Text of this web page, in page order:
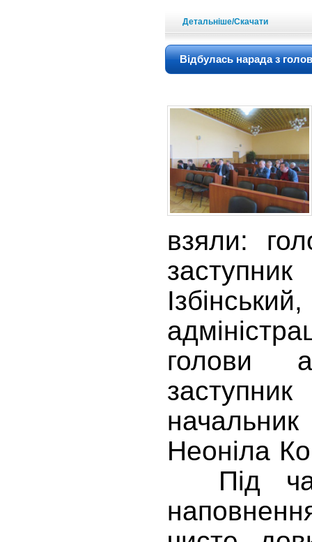
Детальніше/Скачати
Відбулась нарада з
взяли:
голови
заступник
начальник
Неоніла
Під час